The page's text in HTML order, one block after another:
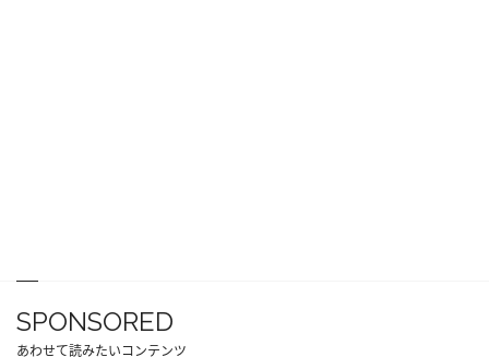
SPONSORED
あわせて読みたいコンテンツ